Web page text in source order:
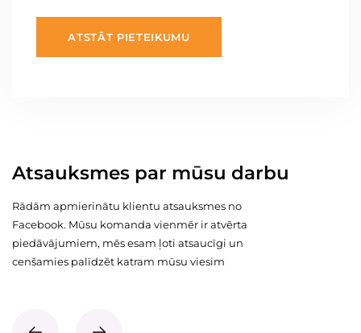
ATSTĀT PIETEIKUMU
Atsauksmes par mūsu darbu
Rādām apmierinātu klientu atsauksmes no
Facebook. Mūsu komanda vienmēr ir atvērta
piedāvājumiem, mēs esam ļoti atsaucīgi un
cenšamies palīdzēt katram mūsu viesim